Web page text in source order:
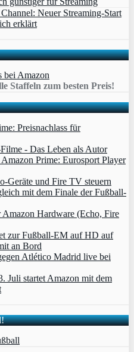
Neuer Streaming‑Start
erklärt
Staffeln zum besten Preis!
Preisnachlass für
- Das Leben als Autor
Prime: Eurosport Player
Geräte und Fire TV steuern
mit dem Finale der Fußball-
Amazon Hardware (Echo, Fire
zur Fußball-EM auf HD auf
an Bord
Atlético Madrid live bei
Juli startet Amazon mit dem